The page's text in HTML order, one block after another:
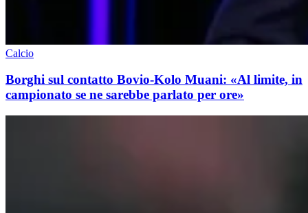
Calcio
Borghi sul contatto Bovio-Kolo Muani: «Al limite, in
campionato se ne sarebbe parlato per ore»